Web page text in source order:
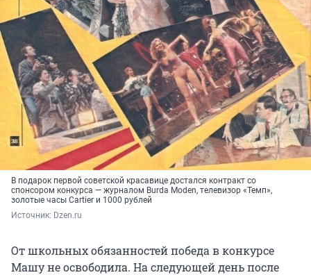
В подарок первой советской красавице достался контракт со
спонсором конкурса — журналом Burda Moden, телевизор «Темп»,
золотые часы Cartier и 1000 рублей
Источник: Dzen.ru
От школьных обязанностей победа в конкурсе
Машу не освободила. На следующей день после